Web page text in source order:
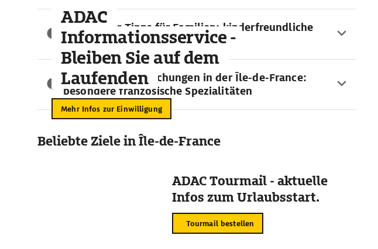
Reiseführer-Tipps für Familien: kinderfreundliche
Attraktionen in der Île-de-France
Kulinarische Versuchungen in der Île-de-France:
besondere französische Spezialitäten
ADAC
Informationsservice -
Bleiben Sie auf dem
Laufenden
Mehr Infos zur Einwilligung
Beliebte Ziele in Île-de-France
ADAC Tourmail - aktuelle
Infos zum Urlaubsstart.
Tourmail bestellen